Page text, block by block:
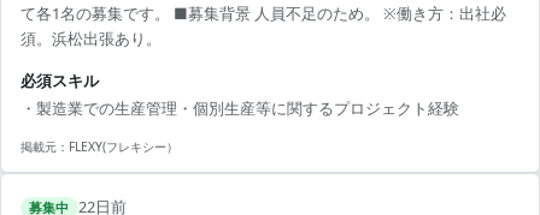
て各1名の募集です。 ■募集背景 人員不足のため。 ※働き方：出社必
須。浜松出張あり。
必須スキル
・製造業での生産管理・個別生産等に関するプロジェクト経験
掲載元： FLEXY(フレキシー）
募集中 22日前